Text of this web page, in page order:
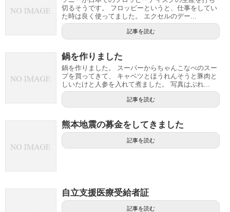
切るそうです。 フロッピーというと、仕事をしてい
た時は良く使ってました。 エクセルのデー...
記事を読む
鍋を作りました
鍋を作りました。 スーパーからちゃんこなべのスー
プを買ってきて、 キャベツとほうれんそうと豚肉と
しいたけと人参を入れて煮ました。 写真はぶれ...
記事を読む
熊本地震の募金をしてきました
記事を読む
自立支援医療受給者証
記事を読む